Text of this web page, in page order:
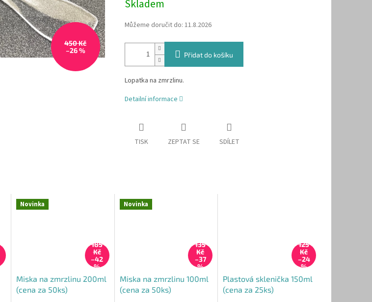
450 Kč
–26 %
Skladem
Můžeme doručit do: 11.8.2026
Přidat do košíku
Lopatka na zmrzlinu.
Detailní informace
TISK ZEPTAT SE SDÍLET
Novinka
185
Kč
–42
%
Miska na zmrzlinu 200ml
(cena za 50ks)
Novinka
135
Kč
–37
%
Miska na zmrzlinu 100ml
(cena za 50ks)
125
Kč
–24
%
Plastová sklenička 150ml
(cena za 25ks)